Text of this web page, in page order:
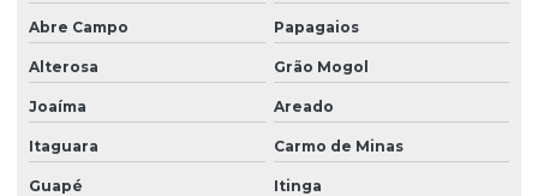
Abre Campo Papagaios
Alterosa Grão Mogol
Joaíma Areado
Itaguara Carmo de Minas
Guapé Itinga